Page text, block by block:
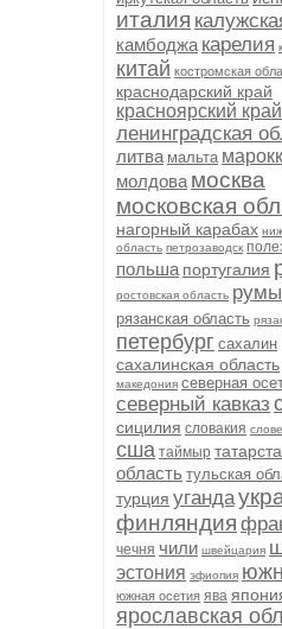
италия
камбоджа карелия
китай костромская
краснодарский край
красноярский край
ленинградская
литва мальта
молдова москва
московская
нагорный карабах
область петрозаводск
польша португалия
ростовская область
рязанская область
петербург сахалин
сахалинская область
македония северная
северный кавказ
сицилия словакия
сша таймыр
область тульская
турция уганда
финляндия
чечня чили швейцария
эстония эфиопия
южная осетия ява
ярославская